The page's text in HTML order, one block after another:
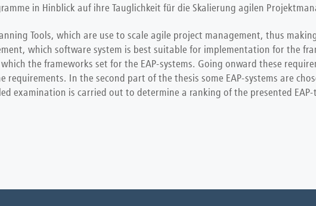
in Hinblick auf ihre Tauglichkeit für die Skalierung agilen
Tools, which are use to scale agile project management, thus
which software system is best suitable for implementation for the
the frameworks set for the EAP-systems. Going onward these
In the second part of the thesis some EAP-systems are
examination is carried out to determine a ranking of the presented